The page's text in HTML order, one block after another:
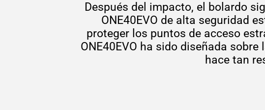
Después del impacto, el bolardo
ONE40EVO de alta seguridad
proteger los puntos de acceso
ONE40EVO ha sido diseñada
hace tan